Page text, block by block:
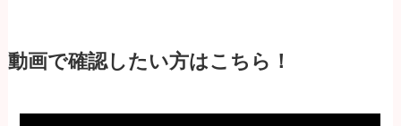
動画で確認したい方はこちら！